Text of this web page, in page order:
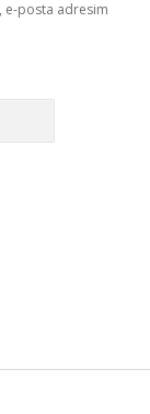
e-posta adresim